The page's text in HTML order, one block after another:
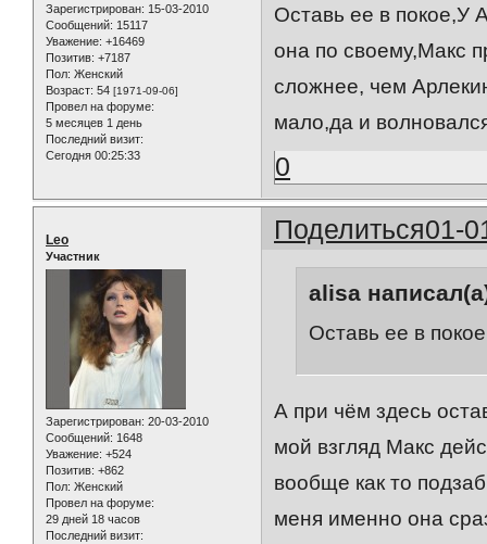
Зарегистрирован: 15-03-2010
Сообщений: 15117
Уважение: +16469
Позитив: +7187
Пол: Женский
Возраст: 54 [1971-09-06]
Провел на форуме:
5 месяцев 1 день
Последний визит:
Сегодня 00:25:33
Оставь ее в покое,У
она по своему,Макс
сложнее, чем
мало,да и
0
Поделиться01-
Leo
Участник
Зарегистрирован: 20-03-2010
Сообщений: 1648
Уважение: +524
Позитив: +862
Пол: Женский
Провел на форуме:
29 дней 18 часов
Последний визит:
alisa
Оставь ее в
А при чём здесь
мой взгляд Макс
вообще как то
меня именно она